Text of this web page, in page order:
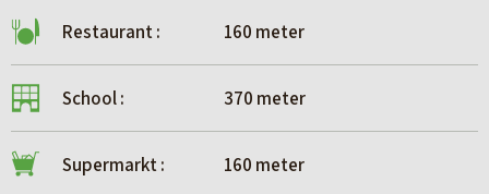
Restaurant : 160 meter
School : 370 meter
Supermarkt : 160 meter